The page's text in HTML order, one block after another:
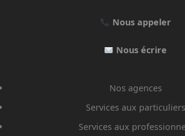
Nous appeler
Nous écrire
Nos agences
Services aux particuliers
Services aux